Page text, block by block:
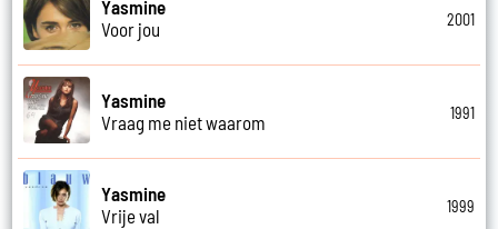
Yasmine
Voor jou
2001
Yasmine
Vraag me niet waarom
1991
Yasmine
Vrije val
1999